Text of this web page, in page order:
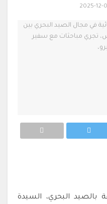
2025-12-
بالصيد البحري، السيدة